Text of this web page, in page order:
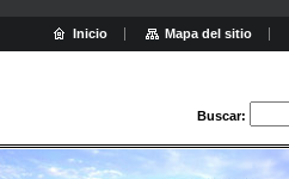
Buscar:
Inicio Mapa del sitio